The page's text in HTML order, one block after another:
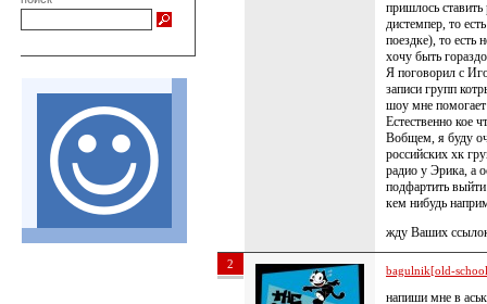
пришлось
дистемпер, то
поездке), то есть
хочу быть
Я поговорил с
записи групп
шоу мне помогает
Естественно кое
Вобщем, я буду
российских хк
радио у Эрика, а
подфартить
кем нибудь
жду Ваших
2 bagulnik[old-
напиши мне в